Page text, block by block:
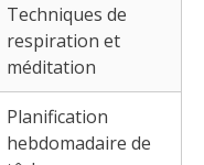
Techniques de
respiration et
méditation
Planification
hebdomadaire de